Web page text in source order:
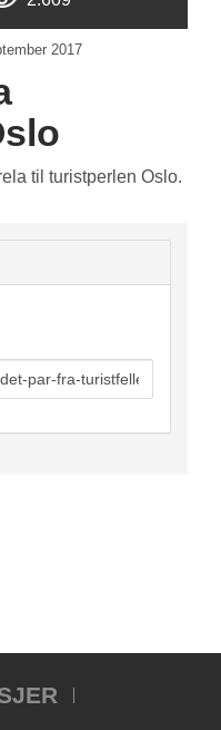
2017
til turistperlen Oslo.